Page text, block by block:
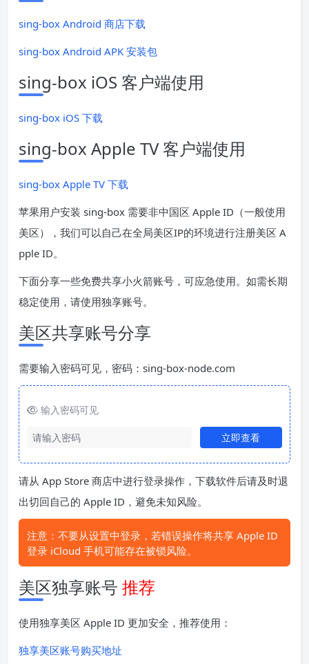
sing-box Android 商店下载
sing-box Android APK 安装包
sing-box iOS 客户端使用
sing-box iOS 下载
sing-box Apple TV 客户端使用
sing-box Apple TV 下载
苹果用户安装 sing-box 需要非中国区 Apple ID（一般使用
美区），我们可以自己在全局美区IP的环境进行注册美区 A
pple ID。
下面分享一些免费共享小火箭账号，可应急使用。如需长期
稳定使用，请使用独享账号。
美区共享账号分享
需要输入密码可见，密码：sing-box-node.com
输入密码可见
立即查看
请从 App Store 商店中进行登录操作，下载软件后请及时退
出切回自己的 Apple ID，避免未知风险。
注意：不要从设置中登录，若错误操作将共享 Apple ID
登录 iCloud 手机可能存在被锁风险。
美区独享账号 推荐
使用独享美区 Apple ID 更加安全，推荐使用：
独享美区账号购买地址